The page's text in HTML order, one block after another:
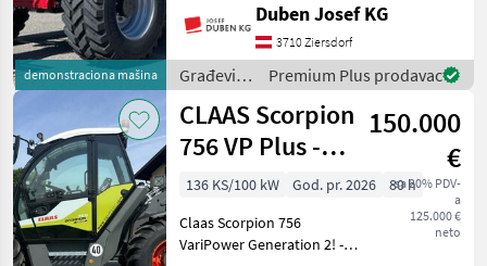
demonstraciona mašina
4 in 1 mit Flow Sharing und
FNR-Umschaltung, hydr.
Schnellwechselsystem,
Luftfedersitz, 170-l-
Duben Josef KG
3710 Ziersdorf
Građevinski
strojevi /
Dieci
Premium Plus prodavac
CLAAS Scorpion
756 VP Plus -
Gen2
150.000
€
sa 20% PDV-
a
125.000 €
neto
136 KS/100 kW God. pr. 2026
80 h
Claas Scorpion 756
VariPower Generation 2! -